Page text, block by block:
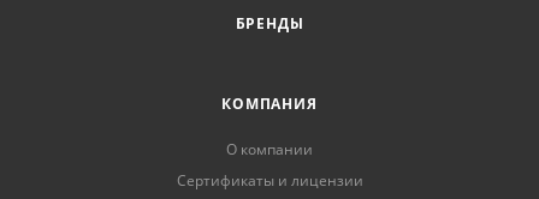
БРЕНДЫ
КОМПАНИЯ
О компании
Сертификаты и лицензии